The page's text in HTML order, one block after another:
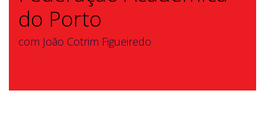
do Porto
com João Cotrim Figueiredo